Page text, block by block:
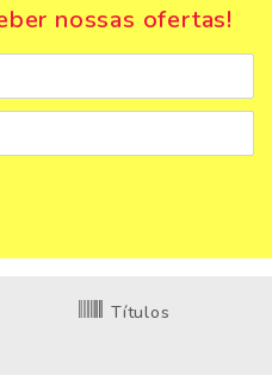
nossas ofertas!
Títulos